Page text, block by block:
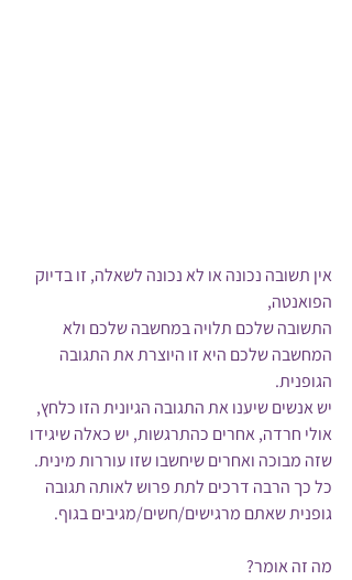
אין תשובה נכונה או לא נכונה לשאלה, זו בדיוק
הפואנטה,
התשובה שלכם תלויה במחשבה שלכם ולא
המחשבה שלכם היא זו היוצרת את התגובה
הגופנית.
יש אנשים שיענו את התגובה הגיונית הזו כלחץ,
אולי חרדה, אחרים כהתרגשות, יש כאלה שיגידו
שזה מבוכה ואחרים שיחשבו שזו עוררות מינית.
כל כך הרבה דרכים לתת פרוש לאותה תגובה
גופנית שאתם מרגישים/חשים/מגיבים בגוף.
מה זה אומר?